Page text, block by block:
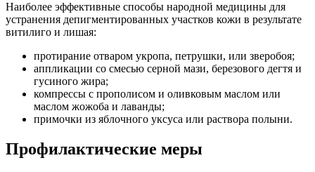
Наиболее эффективные способы народной медицины для
устранения депигментированных участков кожи в результате
витилиго и лишая:
протирание отваром укропа, петрушки, или зверобоя;
аппликации со смесью серной мази, березового дегтя и
гусиного жира;
компрессы с прополисом и оливковым маслом или
маслом жожоба и лаванды;
примочки из яблочного уксуса или раствора полыни.
Профилактические меры